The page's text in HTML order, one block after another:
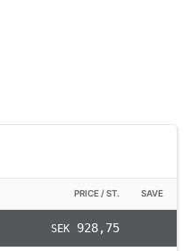
PRICE / ST. SAVE
SEK 928,75